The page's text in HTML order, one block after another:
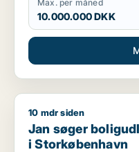
Max. per måned
10.000.000 DKK
Jan søger
10 mdr siden
Jan søger
i Storkøbenhavn